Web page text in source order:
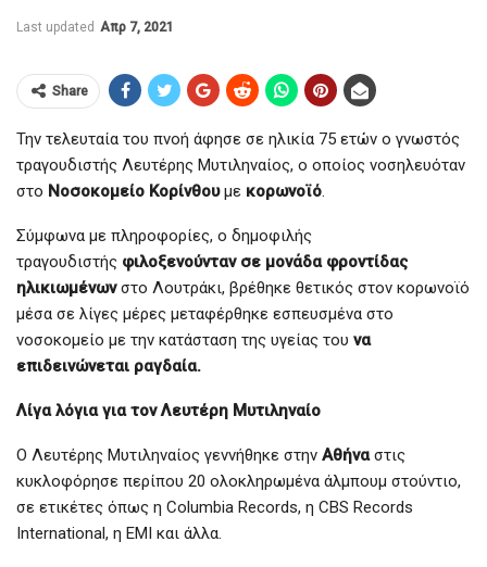
Last updated Απρ 7, 2021
Share
Την τελευταία του πνοή άφησε σε ηλικία 75 ετών ο γνωστός
τραγουδιστής Λευτέρης Μυτιληναίος, ο οποίος νοσηλευόταν
στο Νοσοκομείο Κορίνθουμε κορωνοϊό.
Σύμφωνα με πληροφορίες, ο δημοφιλής
τραγουδιστής φιλοξενούνταν σε μονάδα φροντίδας
ηλικιωμένωνστο Λουτράκι, βρέθηκε θετικός στον κορωνοϊό
μέσα σε λίγες μέρες μεταφέρθηκε εσπευσμένα στο
νοσοκομείο με την κατάσταση της υγείας του να
επιδεινώνεται ραγδαία.
Λίγα λόγια για τον Λευτέρη Μυτιληναίο
Ο Λευτέρης Μυτιληναίος γεννήθηκε στην Αθήναστις
κυκλοφόρησε περίπου 20 ολοκληρωμένα άλμπουμ στούντιο,
σε ετικέτες όπως η Columbia Records, η CBS Records
International, η EMI και άλλα.